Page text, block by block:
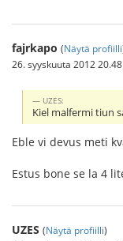
fajrkapo (Näytä profiilli
26. syyskuuta 2012
UZES:
Kiel malfermi tiun
Eble vi devus meti
Estus bone se la 4
UZES (Näytä profiilli)